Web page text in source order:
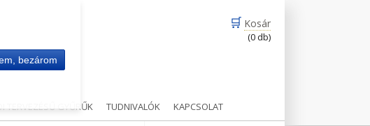
🛒 Kosár
(0 db)
TERVEZÉSŰ GYŰRŰK TUDNIVALÓK KAPCSOLAT
bezárom